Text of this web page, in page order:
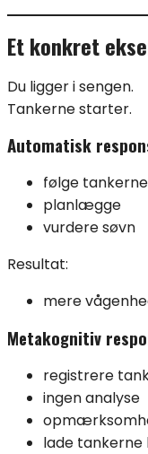
Et konkret
Du ligger i sengen.
Tankerne starter.
Automatisk
følge tankerne
planlægge
vurdere søvn
Resultat:
mere
Metakognitiv
registrere
ingen analyse
lade tankerne